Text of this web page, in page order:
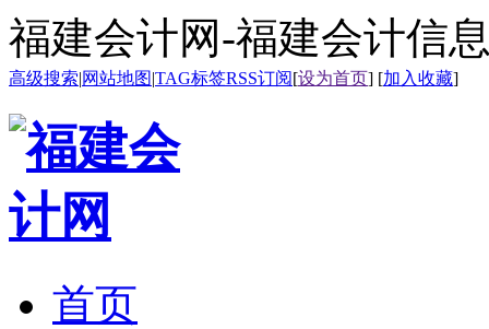
福建会计网-福建会计信
高级搜索|网站地图|TAG标签RSS订阅[设为首页] [加入收藏]
首页